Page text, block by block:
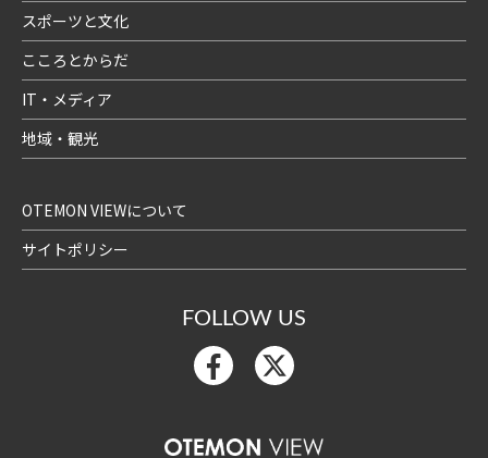
スポーツと文化
こころとからだ
IT・メディア
地域・観光
OTEMON VIEWについて
サイトポリシー
FOLLOW US